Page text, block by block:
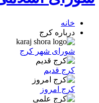
خانه
درباره کرج
شورای شهر کرج
کرج قدیم
کرج امروز